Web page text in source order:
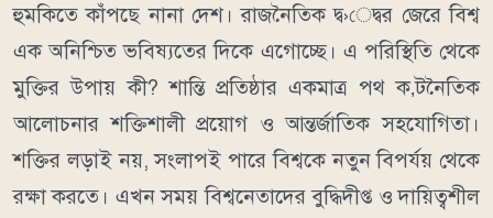
হুমকিতে কাঁপছে নানা দেশ। রাজনৈতিক দ্ব›েদ্বর জেরে বিশ্ব
এক অনিশ্চিত ভবিষ্যতের দিকে এগোচ্ছে। এ পরিস্থিতি থেকে
মুক্তির উপায় কী? শান্তি প্রতিষ্ঠার একমাত্র পথ ক‚টনৈতিক
আলোচনার শক্তিশালী প্রয়োগ ও আন্তর্জাতিক সহযোগিতা।
শক্তির লড়াই নয়, সংলাপই পারে বিশ্বকে নতুন বিপর্যয় থেকে
রক্ষা করতে। এখন সময় বিশ্বনেতাদের বুদ্ধিদীপ্ত ও দায়িত্বশীল